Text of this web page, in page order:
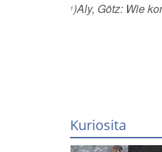
1)Aly, Götz: Wie
Kuriosita